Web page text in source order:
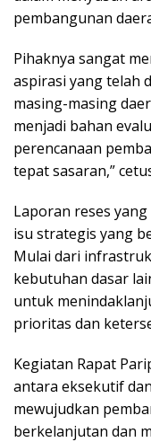
pembangunan
Pihaknya sangat
aspirasi yang telah
masing-masing
menjadi bahan
perencanaan
tepat sasaran,”
Laporan reses
isu strategis yang
Mulai dari
kebutuhan dasar
untuk
prioritas dan
Kegiatan Rapat
antara eksekutif
mewujudkan
berkelanjutan dan